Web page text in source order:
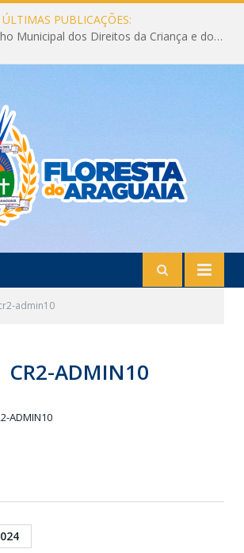
ÚLTIMAS PUBLICAÇÕES:
Eleição do Conselho Municipal dos Direitos da Criança e do Adolescente CMDCA 2026
admin10
CR2-ADMIN10
ADMIN10